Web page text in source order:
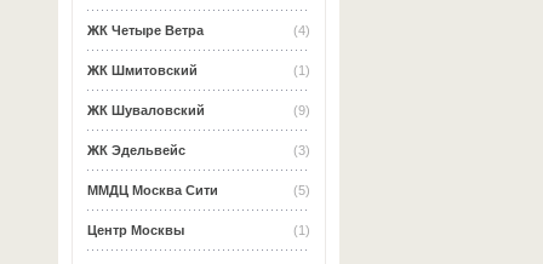
(4)
ЖК Четыре Ветра
(1)
ЖК Шмитовский
(9)
ЖК Шуваловский
(3)
ЖК Эдельвейс
(5)
ММДЦ Москва Сити
(1)
Центр Москвы